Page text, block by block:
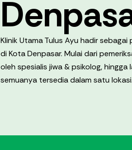
Klinik Utama Tulus Ayu hadir
di Kota Denpasar. Mulai dari
oleh spesialis jiwa & psikolog,
semuanya tersedia dalam satu lokasi.